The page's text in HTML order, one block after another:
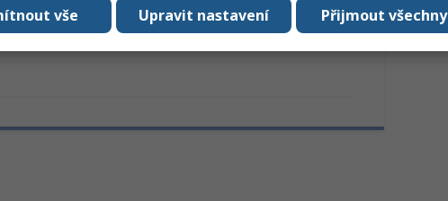
RoHS Přijmout všechny
Upravit nastavení
vše